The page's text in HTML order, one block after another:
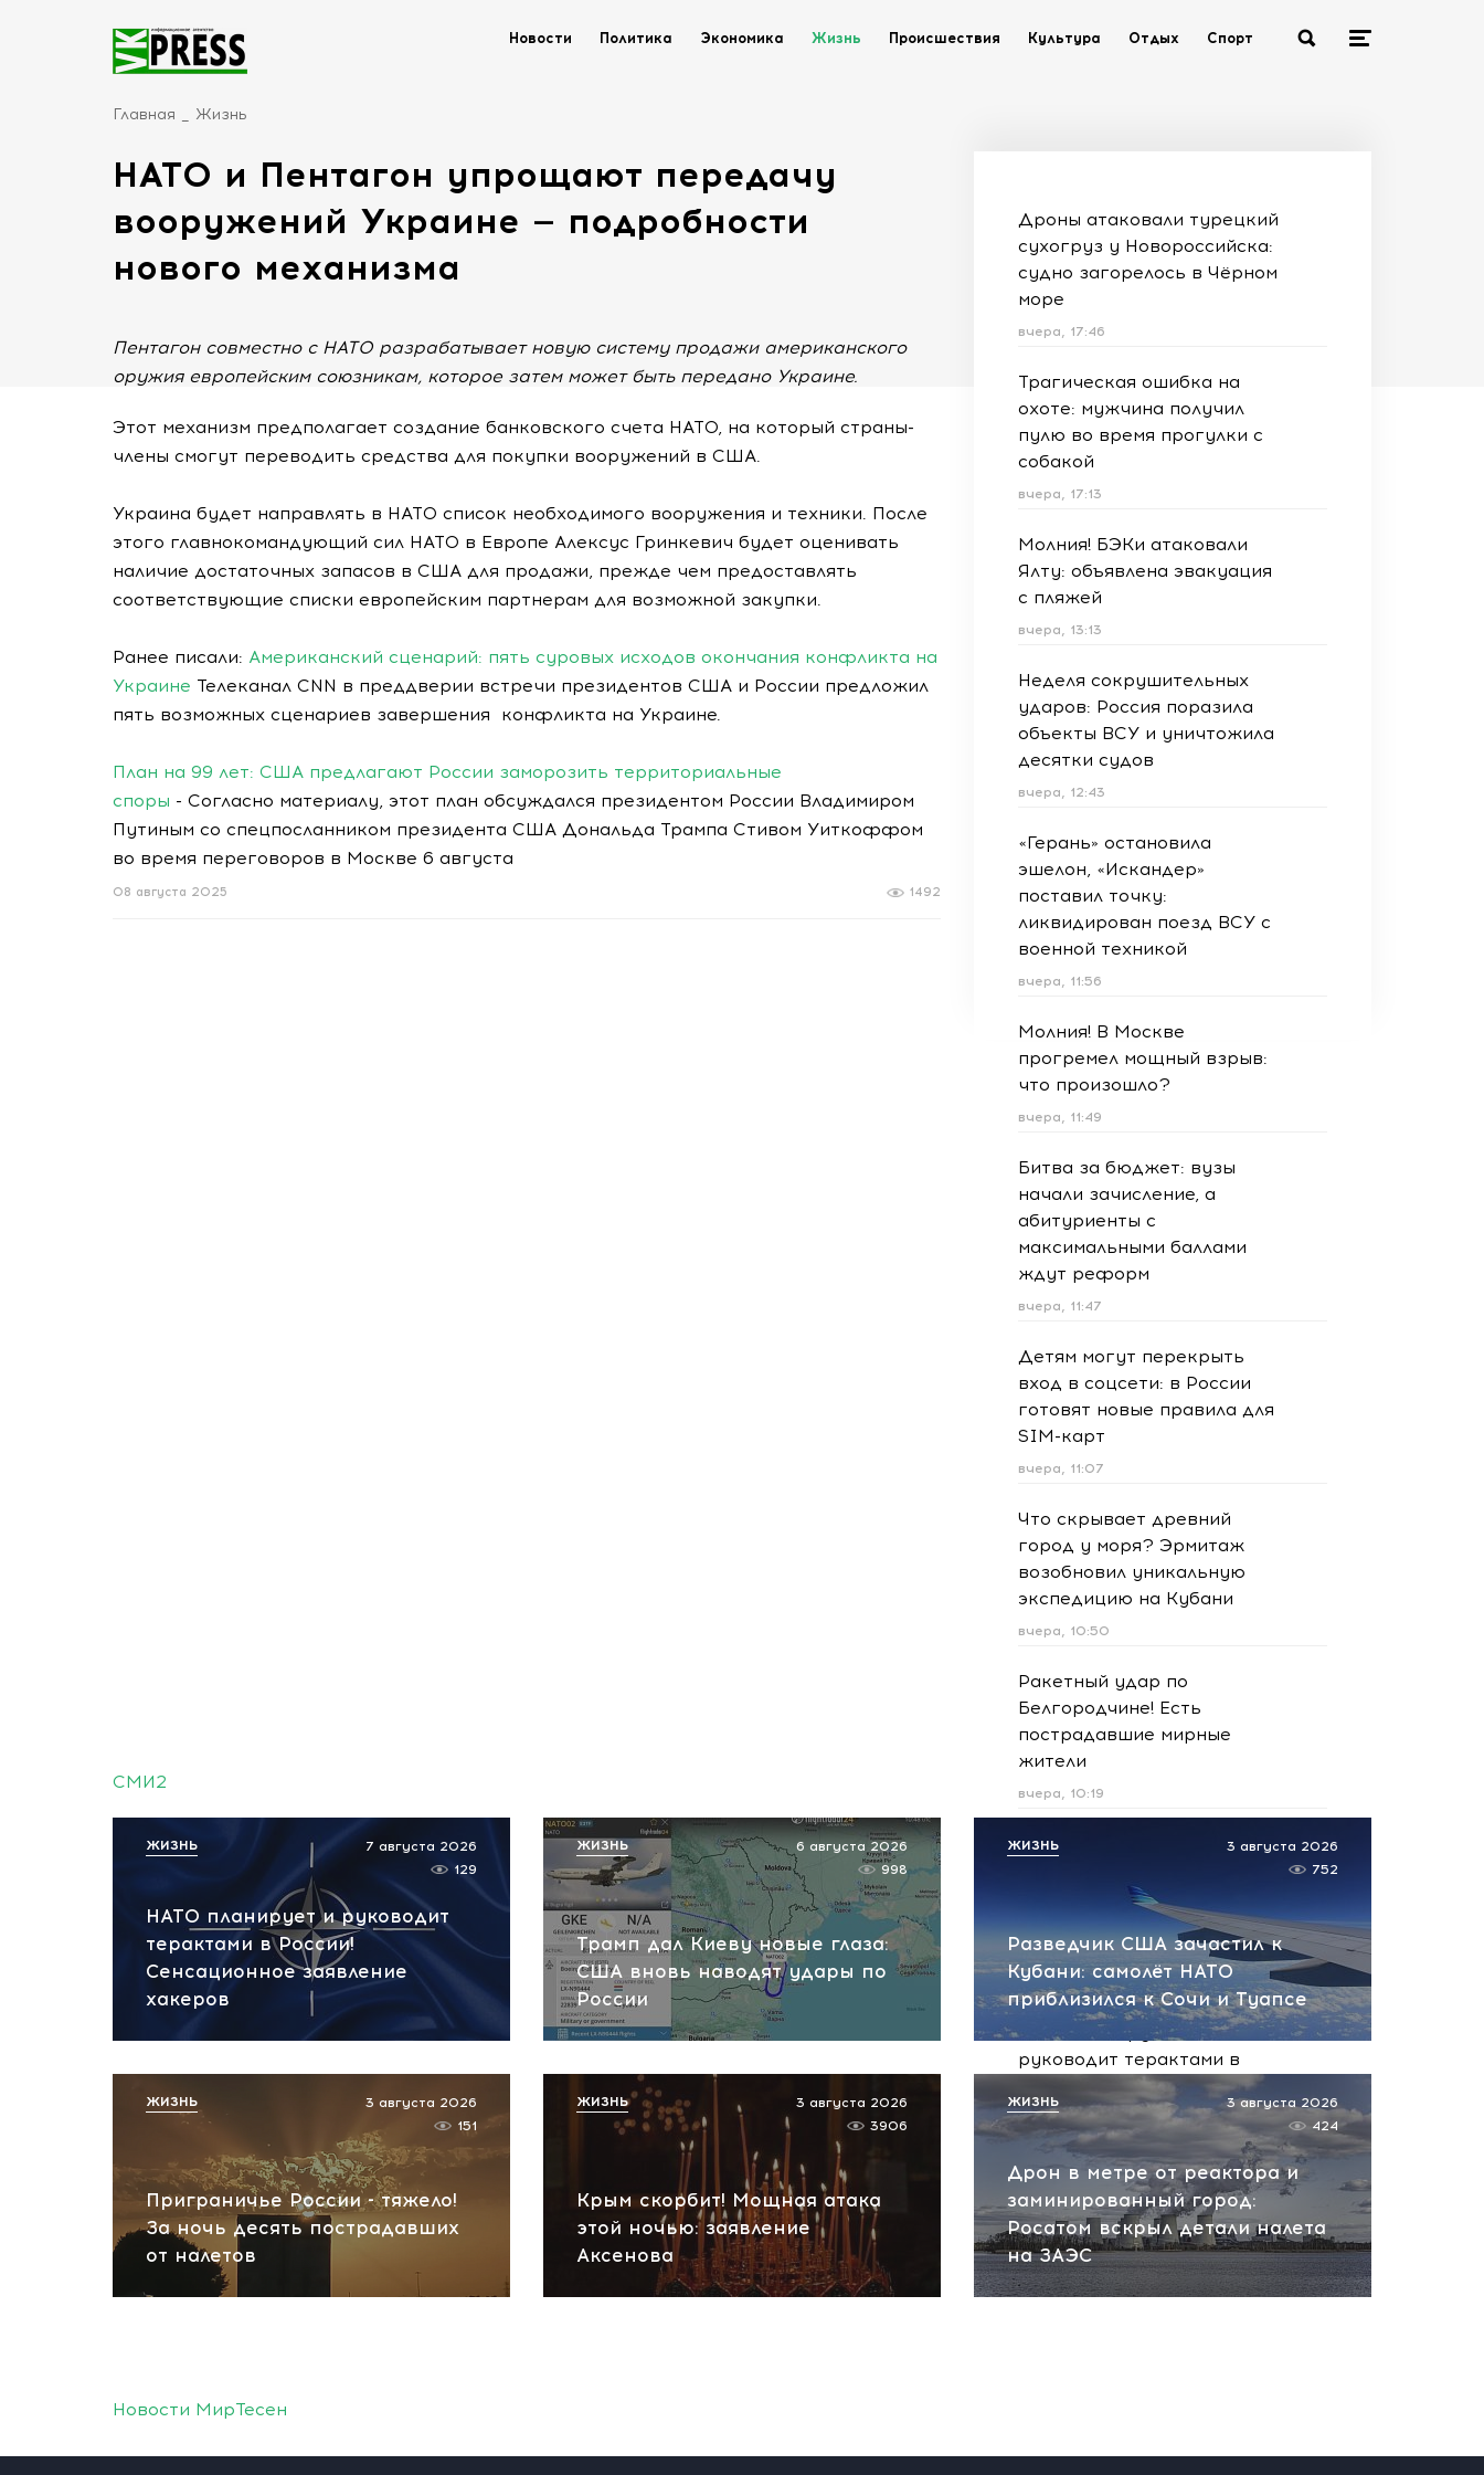
Новости Политика Экономика Жизнь Происшествия Культура Отдых Спорт
Главная Жизнь
НАТО и Пентагон упрощают передачу
вооружений Украине — подробности
нового механизма
Пентагон совместно с НАТО разрабатывает новую систему продажи американского
оружия европейским союзникам, которое затем может быть передано Украине.
Этот механизм предполагает создание банковского счета НАТО, на который страны-
члены смогут переводить средства для покупки вооружений в США.
Украина будет направлять в НАТО список необходимого вооружения и техники. После
этого главнокомандующий сил НАТО в Европе Алексус Гринкевич будет оценивать
наличие достаточных запасов в США для продажи, прежде чем предоставлять
соответствующие списки европейским партнерам для возможной закупки.
Ранее писали: Американский сценарий: пять суровых исходов окончания конфликта на
Украине Телеканал CNN в преддверии встречи президентов США и России предложил
пять возможных сценариев завершения конфликта на Украине.
План на 99 лет: США предлагают России заморозить территориальные
споры - Согласно материалу, этот план обсуждался президентом России Владимиром
Путиным со спецпосланником президента США Дональда Трампа Стивом Уиткоффом
во время переговоров в Москве 6 августа
1492
08 августа 2025
Дроны атаковали турецкий
сухогруз у Новороссийска:
судно загорелось в Чёрном
море
вчера, 17:46
Трагическая ошибка на
охоте: мужчина получил
пулю во время прогулки с
собакой
вчера, 17:13
Молния! БЭКи атаковали
Ялту: объявлена эвакуация
с пляжей
вчера, 13:13
Неделя сокрушительных
ударов: Россия поразила
объекты ВСУ и уничтожила
десятки судов
вчера, 12:43
«Герань» остановила
эшелон, «Искандер»
поставил точку:
ликвидирован поезд ВСУ с
военной техникой
вчера, 11:56
Молния! В Москве
прогремел мощный взрыв:
что произошло?
вчера, 11:49
Битва за бюджет: вузы
начали зачисление, а
абитуриенты с
максимальными баллами
ждут реформ
вчера, 11:47
Детям могут перекрыть
вход в соцсети: в России
готовят новые правила для
SIM-карт
вчера, 11:07
Что скрывает древний
город у моря? Эрмитаж
возобновил уникальную
экспедицию на Кубани
вчера, 10:50
Ракетный удар по
Белгородчине! Есть
пострадавшие мирные
жители
вчера, 10:19
Срочно! В Геленджике и
работает ПВО:
рекомендуется уйти с
пляжей
вчера, 10:13
НАТО планирует и
руководит терактами в
России! Сенсационное
заявление хакеров
вчера, 10:07
СМИ2
НАТО планирует и руководит
терактами в России!
Сенсационное заявление
хакеров
7 августа 2026
129
ЖИЗНЬ
Трамп дал Киеву новые глаза:
США вновь наводят удары по
России
6 августа 2026
998
ЖИЗНЬ
Разведчик США зачастил к
Кубани: самолёт НАТО
приблизился к Сочи и Туапсе
3 августа 2026
752
ЖИЗНЬ
Приграничье России - тяжело!
За ночь десять пострадавших
от налетов
3 августа 2026
151
ЖИЗНЬ
Крым скорбит! Мощная атака
этой ночью: заявление
Аксенова
3 августа 2026
3906
ЖИЗНЬ
Дрон в метре от реактора и
заминированный город:
Росатом вскрыл детали налета
на ЗАЭС
3 августа 2026
424
ЖИЗНЬ
Новости МирТесен